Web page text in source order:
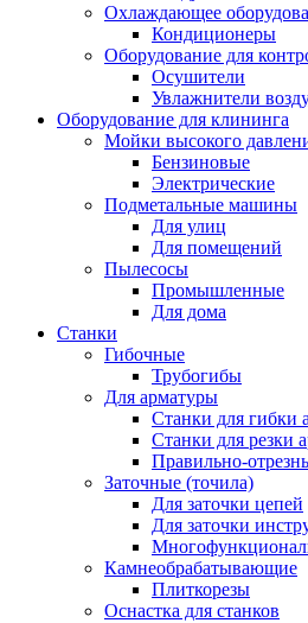
Охлаждающее
Кондиционеры
Оборудование для
Осушители
Увлажнители
Оборудование для клининга
Мойки высокого
Бензиновые
Электрические
Подметальные машины
Для улиц
Для помещений
Пылесосы
Промышленные
Для дома
Станки
Гибочные
Трубогибы
Для арматуры
Станки для гибки
Станки для резки
Правильно-
Заточные (точила)
Для заточки цепей
Для заточки
Камнеобрабатывающие
Плиткорезы
Оснастка для станков